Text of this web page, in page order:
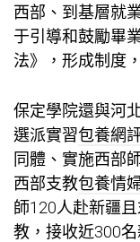
西部、到基層就
于引導和鼓勵畢
法》，形成制度
保定學院還與河
選派實習包養網
同體、實施西部
西部支教包養情
師120人赴新疆
教，接收近300